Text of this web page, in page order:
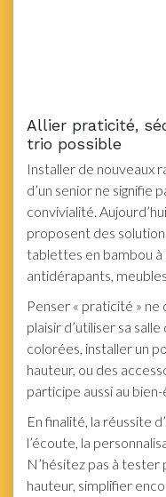
Allier praticité,
trio possible
Installer de nouveaux
d’un senior ne signifie
convivialité.
proposent des
tablettes en bambou
antidérapants,
Penser « praticité »
plaisir d’utiliser sa
colorées, installer un
hauteur, ou des
participe aussi au
En finalité, la réussite
l’écoute, la
N’hésitez pas à tester
hauteur, simplifier